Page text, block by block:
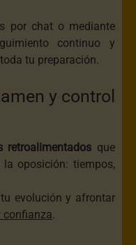
por chat o mediante
continuo y
tu preparación.
y control
retroalimentados que
oposición: tiempos,
evolución y afrontar
confianza.